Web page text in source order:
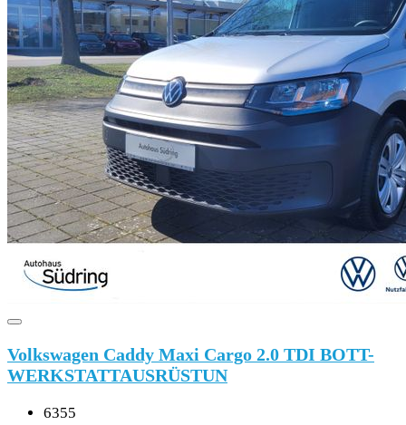
Volkswagen Caddy Maxi Cargo 2.0 TDI BOTT-
WERKSTATTAUSRÜSTUN
6355